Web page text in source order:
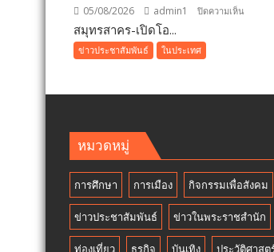
05/08/2026 admin1 ปิดความเห็น
สมุทร
ทีม
ผู้
ให้
มากกว่า
ผู้รับ
สมุทรสาคร-เปิดโอ...
ข่าวประชาสัมพันธ์ ในประเทศ
หมวดหมู่
การศึกษา การเมือง กิจกรรมเพื่อสังคม
ข่าวประชาสัมพันธ์ ข่าวในพระราชสำนัก
ท่องเที่ยว ธุรกิจ บันเทิง ประวัติศาสต